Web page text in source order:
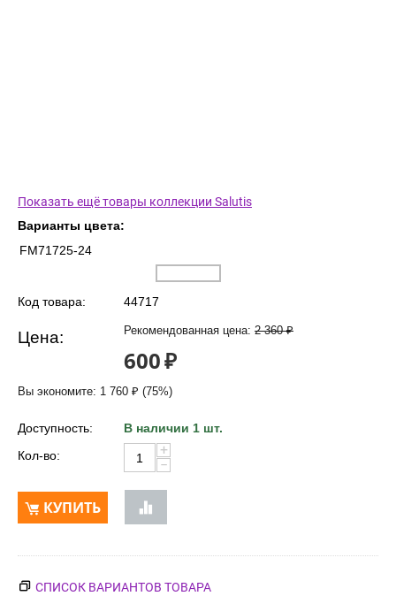
Показать ещё товары коллекции Salutis
Варианты цвета:
FM71725-24
Код товара: 44717
Рекомендованная цена: 2 360 ₽
Цена:
600₽
Вы экономите: 1 760 ₽ (75%)
Доступность:
В наличии 1 шт.
Кол-во:
+
−
КУПИТЬ
СПИСОК ВАРИАНТОВ ТОВАРА